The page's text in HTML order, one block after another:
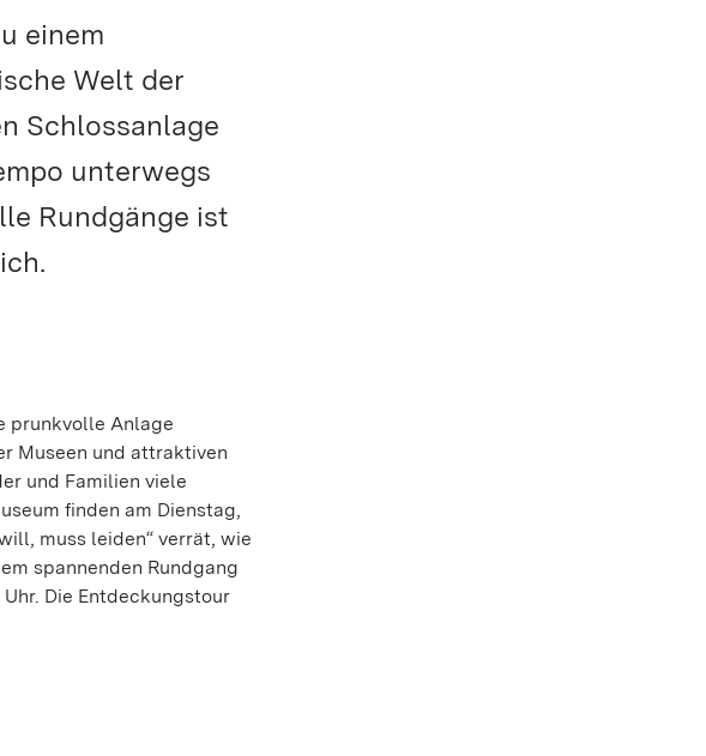
einem
Welt der
Schlossanlage
unterwegs
Rundgänge ist
prunkvolle Anlage
Museen und attraktiven
und Familien viele
finden am Dienstag,
muss leiden“ verrät, wie
spannenden Rundgang
Die Entdeckungstour